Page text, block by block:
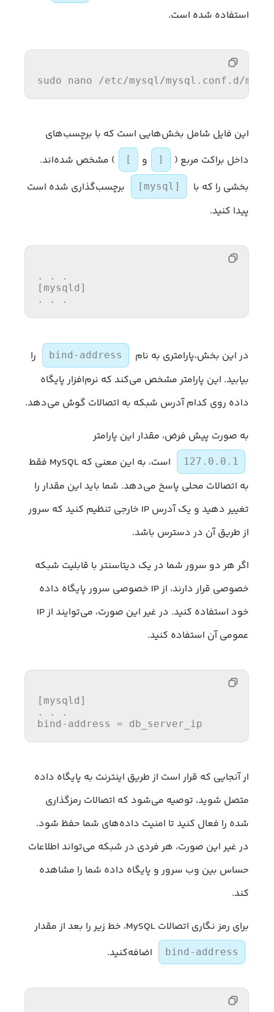
استفاده شده است.
sudo nano /etc/mysql/mysql.conf.d/my
این فایل شامل بخش‌هایی است که با برچسب‌های
داخل براکت مربع (
] و [
) مشخص شده‌اند.
بخشی را که با
[mysql]
برچسب‌گذاری شده است
پیدا کنید.
. . .
[mysqld]
. . .
در این بخش،پارامتری به نام bind-address
را
بیابید. این پارامتر مشخص می‌کند که نرم‌افزار پایگاه
داده روی کدام آدرس شبکه به اتصالات گوش می‌دهد.
به صورت پیش فرض، مقدار این پارامتر
127.0.0.1
است، به این معنی که MySQL فقط
به اتصالات محلی پاسخ می‌دهد. شما باید این مقدار را
تغییر دهید و یک آدرس IP خارجی تنظیم کنید که سرور
از طریق آن در دسترس باشد.
اگر هر دو سرور شما در یک دیتاسنتر با قابلیت شبکه
خصوصی قرار دارند، از IP خصوصی سرور پایگاه داده
خود استفاده کنید. در غیر این صورت، می‌توایند از IP
عمومی آن استفاده کنید.
[mysqld]
bind-address
= db_server_ip
ار آنجایی که قرار است از طریق اینترنت به پایگاه داده
متصل شوید، توصیه می‌شود که اتصالات رمزگذاری
شده را فعال کنید تا امنیت داده‌های شما حفظ شود.
در غیر این صورت، هر فردی در شبکه می‌تواند اطلاعات
حساس بین وب سرور و پایگاه داده شما را مشاهده
کند.
برای رمز نگاری اتصالات MySQL، خط زیر را بعد از مقدار
bind-address اضافه‌کنید.